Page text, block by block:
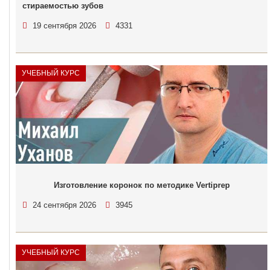
стираемостью зубов
19 сентября 2026 4331
УЧЕБНЫЙ КУРС
Изготовление коронок по методике Vertiprep
24 сентября 2026 3945
УЧЕБНЫЙ КУРС